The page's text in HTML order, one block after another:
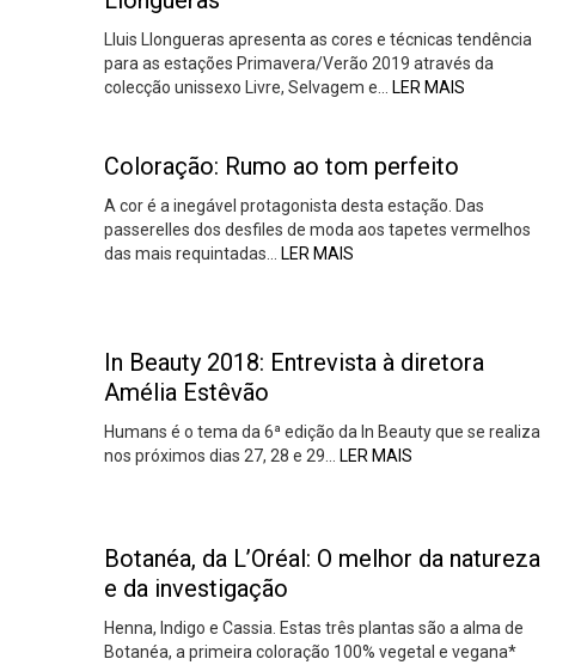
Lluis Llongueras apresenta as cores e técnicas tendência
para as estações Primavera/Verão 2019 através da
colecção unissexo Livre, Selvagem e…
LER MAIS
Coloração: Rumo ao tom perfeito
A cor é a inegável protagonista desta estação. Das
passerelles dos desfiles de moda aos tapetes vermelhos
das mais requintadas…
LER MAIS
In Beauty 2018: Entrevista à diretora
Amélia Estêvão
Humans é o tema da 6ª edição da In Beauty que se realiza
nos próximos dias 27, 28 e 29…
LER MAIS
Botanéa, da L’Oréal: O melhor da natureza
e da investigação
Henna, Indigo e Cassia. Estas três plantas são a alma de
Botanéa, a primeira coloração 100% vegetal e vegana*